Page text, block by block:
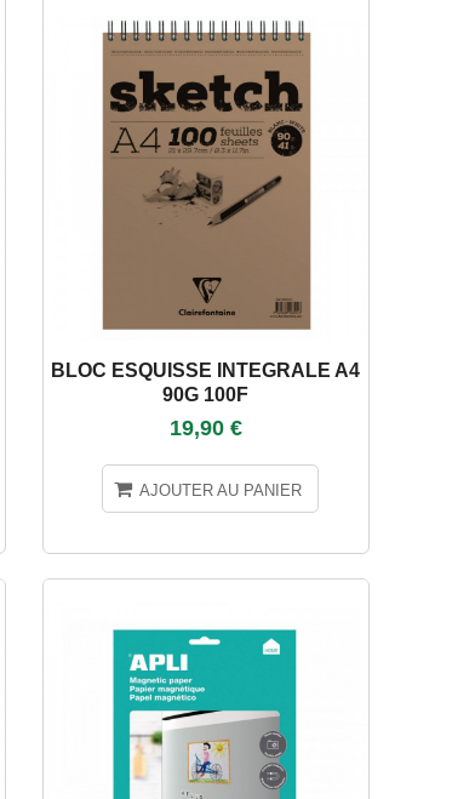
BLOC ESQUISSE INTEGRALE A4
90G 100F
19,90 €
AJOUTER AU PANIER